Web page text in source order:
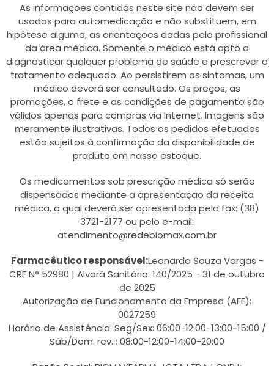
As informações contidas neste site não devem ser
usadas para automedicação e não substituem, em
hipótese alguma, as orientações dadas pelo profissional
da área médica. Somente o médico está apto a
diagnosticar qualquer problema de saúde e prescrever o
tratamento adequado. Ao persistirem os sintomas, um
médico deverá ser consultado. Os preços, as
promoções, o frete e as condições de pagamento são
válidos apenas para compras via Internet. Imagens são
meramente ilustrativas. Todos os pedidos efetuados
estão sujeitos à confirmação da disponibilidade de
produto em nosso estoque.
Os medicamentos sob prescrição médica só serão
dispensados mediante a apresentação da receita
médica, a qual deverá ser apresentada pelo fax: (38)
3721-2177 ou pelo e-mail:
atendimento@redebiomax.com.br
Farmacêutico responsável:Leonardo Souza Vargas -
CRF N° 52980 | Alvará Sanitário: 140/2025 - 31 de outubro
de 2025
Autorização de Funcionamento da Empresa (AFE):
0027259
Horário de Assistência: Seg/Sex: 06:00-12:00-13:00-15:00 /
Sáb/Dom. rev. : 08:00-12:00-14:00-20:00